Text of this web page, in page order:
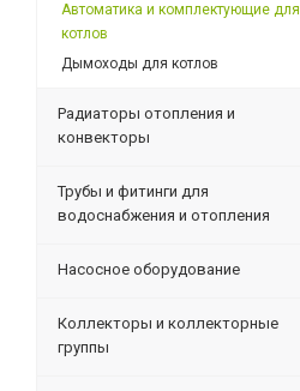
Автоматика и комплектующие для
котлов
Дымоходы для котлов
Радиаторы отопления и
конвекторы
Трубы и фитинги для
водоснабжения и отопления
Насосное оборудование
Коллекторы и коллекторные
группы